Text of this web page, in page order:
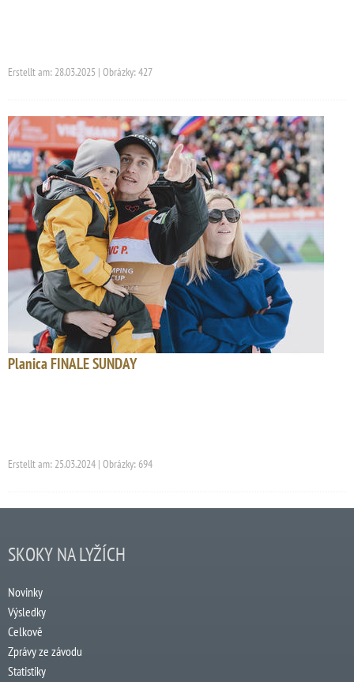
Erstellt am: 28.03.2025 | Obrázky: 427
Planica FINALE SUNDAY
Erstellt am: 25.03.2024 | Obrázky: 694
SKOKY NA LYŽÍCH
Novinky
Výsledky
Celkově
Zprávy ze závodu
Statistiky